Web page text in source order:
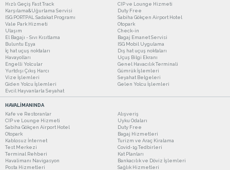
Hızlı Geçiş Fast Track
CIP ve Lounge Hizmeti
Karşılama&Uğurlama Servisi
Duty Free
ISG PORTPAL Sadakat Programı
Sabiha Gökçen Airport Hotel
Vale Park Hizmeti
Otopark
Ulaşım
Check-in
El Bagajı - Sıvı Kısıtlama
Bagaj Emanet Servisi
Buluntu Eşya
ISG Mobil Uygulama
İç hat uçuş noktaları
Dış hat uçuş noktaları
Havayolları
Uçuş Bilgi Ekranı
Engelli Yolcular
Genel Havacılık Terminali
Yurtdışı Çıkış Harcı
Gümrük İşlemleri
Vize İşlemleri
Seyahat Belgeleri
Giden Yolcu İşlemleri
Gelen Yolcu İşlemleri
Evcil Hayvanlarla Seyahat
HAVALİMANINDA
Kafe ve Restoranlar
Alışveriş
CIP ve Lounge Hizmeti
Uyku Odaları
Sabiha Gökçen Airport Hotel
Duty Free
Otopark
Bagaj Hizmetleri
Kablosuz İnternet
Turizm ve Araç Kiralama
Test Merkezi
Covid-19 Tedbirleri
Terminal Rehberi
Kat Planları
Havalimanı Navigasyon
Bankacılık ve Döviz İşlemleri
Posta Hizmetleri
Sağlık Hizmetleri